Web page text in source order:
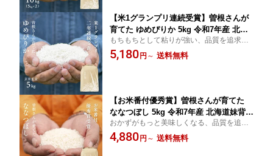
【米1グランプリ連続受賞】曽根さんが
育てた ゆめぴりか 5kg 令和7年産 北海
道妹背牛産 玄米・白米・分づき米 送料
無料 鮮度保持パック変更可
もちもちとして粘りが強い、品質を追求し
た至高米
5,180 円 ～ 送料無料
【お米番付優秀賞】曽根さんが育てた
ななつぼし 5kg 令和7年産 北海道妹背牛
産 玄米・白米・分づき米 送料無料 真空
パック可
おかずがもっと美味しくなる、品質を追求
した"ななつぼし"
4,880 円 ～ 送料無料